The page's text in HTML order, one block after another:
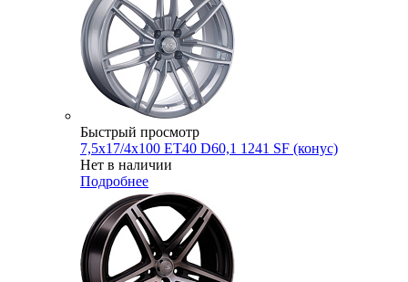
Быстрый просмотр
7,5x17/4x100 ET40 D60,1 1241 SF (конус)
Нет в наличии
Подробнее